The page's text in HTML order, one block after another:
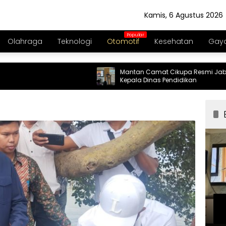
Kamis, 6 Agustus 2026
Olahraga Teknologi Otomotif Kesehatan
Mantan Camat Cikupa Resmi Jabat
Kepala Dinas Pendidikan